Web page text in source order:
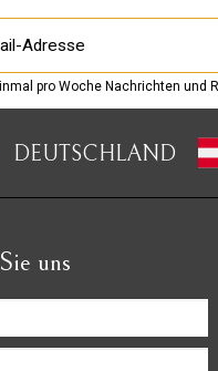
pro Woche Nachrichten und
DEUTSCHLAND
uns